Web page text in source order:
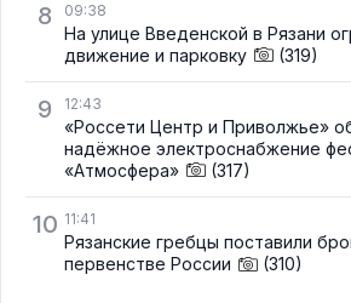
8 09:38
На улице Введенской в Рязани
движение и парковку
(319)
9 12:43
«Россети Центр и Приволжье»
надёжное электроснабжение
«Атмосфера»
(317)
10 11:41
Рязанские гребцы поставили
первенстве России
(310)